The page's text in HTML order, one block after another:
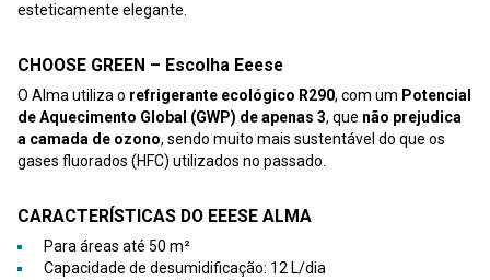
esteticamente elegante.
CHOOSE GREEN – Escolha Eeese
O Alma utiliza o refrigerante ecológico R290, com um Potencial
de Aquecimento Global (GWP) de apenas 3, que não prejudica
a camada de ozono, sendo muito mais sustentável do que os
gases fluorados (HFC) utilizados no passado.
CARACTERÍSTICAS DO EEESE ALMA
Para áreas até 50 m²
Capacidade de desumidificação: 12 L/dia